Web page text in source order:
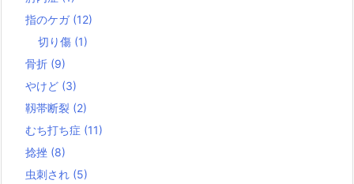
指のケガ (12)
切り傷 (1)
骨折 (9)
やけど (3)
靱帯断裂 (2)
むち打ち症 (11)
捻挫 (8)
虫刺され (5)